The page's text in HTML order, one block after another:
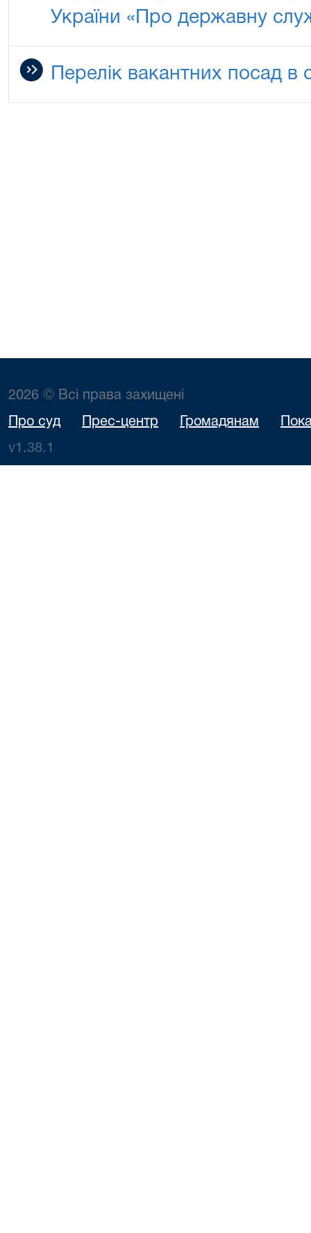
України «Про державну
Перелік вакантних посад в
2026 © Всі права захищені
Про суд Прес-центр Громадянам
v1.38.1